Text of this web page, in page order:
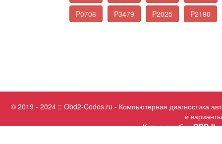
P0706
P3479 P2025 P2190
© 2019 - 2024 :: Obd2-Codes.ru - Компьютерная диагностика
и
Коды ошибок OBD-II